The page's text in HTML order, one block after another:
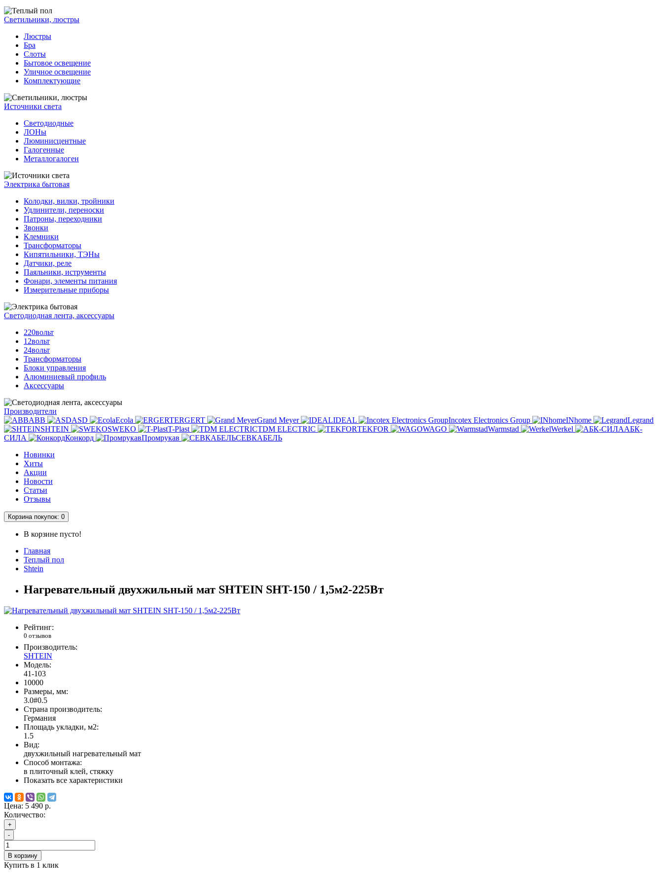
Светильники, люстры
Люстры
Бра
Слоты
Бытовое освещение
Уличное освещение
Комплектующие
Источники света
Светодиодные
ЛОНы
Люминисцентные
Галогенные
Металлогалоген
Электрика бытовая
Колодки, вилки, тройники
Удлинители, переноски
Патроны, переходники
Звонки
Клемники
Трансформаторы
Кипятильники, ТЭНы
Датчики, реле
Паяльники, иструменты
Фонари, элементы питания
Измерительные приборы
Светодиодная лента, аксессуары
220вольт
12вольт
24вольт
Трансформаторы
Блоки управления
Алюминиевый профиль
Аксессуары
Производители
ABB
ASD Ecola ERGERT Grand Meyer IDEAL Incotex Electronics Group INhome
Legrand
SHTEIN
SWEKO T-Plast TDM ELECTRIC TEKFOR WAGO Warmstad Werkel
АБК-
СИЛА
Конкорд Промрукав
СЕВКАБЕЛЬ
Новинки
Хиты
Акции
Новости
Статьи
Отзывы
Корзина покупок: 0
В корзине пусто!
Главная
Теплый пол
Shtein
Нагревательный двухжильный мат SHTEIN SHT-150 / 1,5м2-225Вт
Рейтинг:
0 отзывов
Производитель:
SHTEIN
Модель:
41-103
10000
Размеры, мм:
3.0#0.5
Страна производитель:
Германия
Площадь укладки, м2:
1.5
Вид:
двухжильный нагревательный мат
Способ монтажа:
в плиточный клей, стяжку
Показать все характеристики
Цена: 5 490 р.
Количество:
+
-
В корзину
Купить в 1 клик